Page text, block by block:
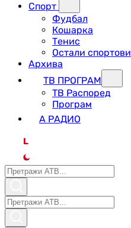
Спорт
Фудбал
Кошарка
Тенис
Остали спортови
Архива
ТВ ПРОГРАМ
ТВ Распоред
Програм
А РАДИО
L